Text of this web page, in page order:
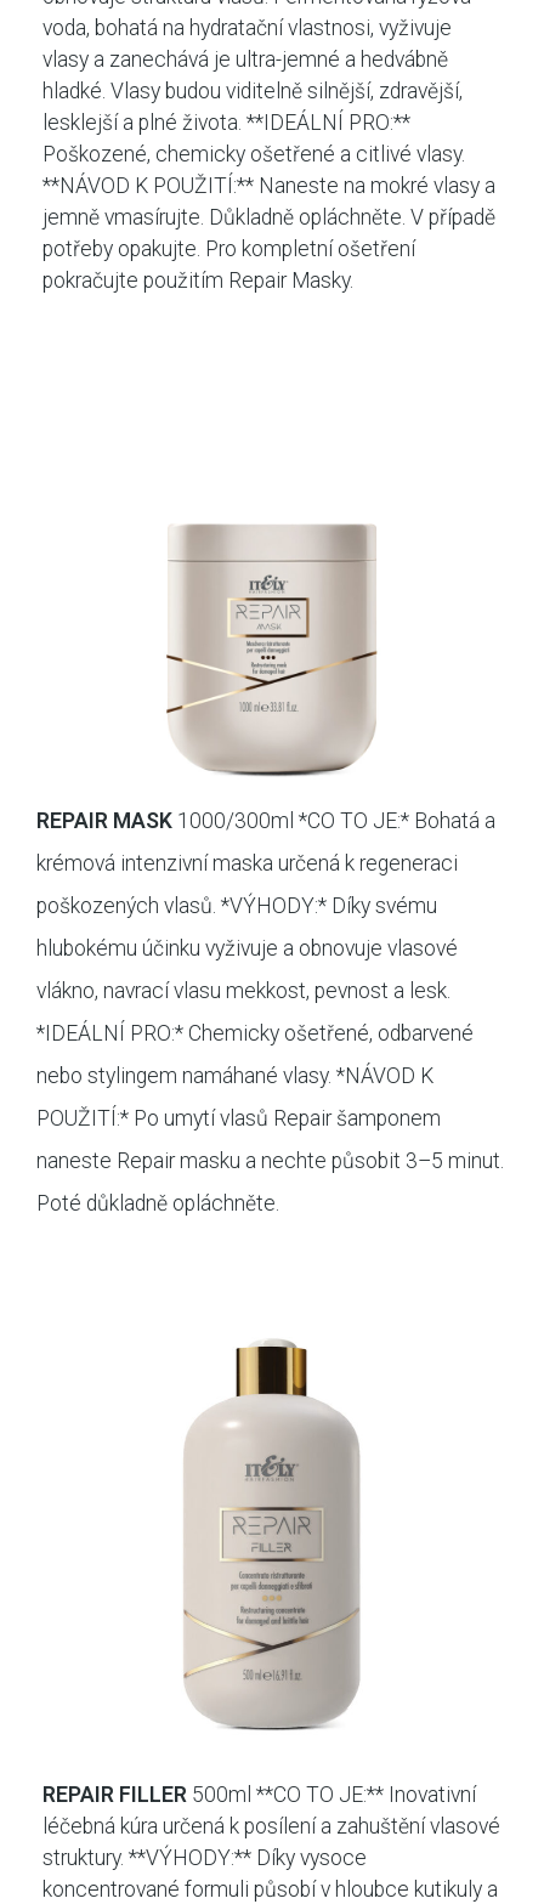
voda, bohatá na hydratační vlastnosi, vyživuje
vlasy a zanechává je ultra-jemné a hedvábně
hladké. Vlasy budou viditelně silnější, zdravější,
lesklejší a plné života. **IDEÁLNÍ PRO:**
Poškozené, chemicky ošetřené a citlivé vlasy.
**NÁVOD K POUŽITÍ:** Naneste na mokré vlasy a
jemně vmasírujte. Důkladně opláchněte. V případě
potřeby opakujte. Pro kompletní ošetření
pokračujte použitím Repair Masky.
REPAIR MASK 1000/300ml *CO TO JE:* Bohatá a
krémová intenzivní maska určená k regeneraci
poškozených vlasů. *VÝHODY:* Díky svému
hlubokému účinku vyživuje a obnovuje vlasové
vlákno, navrací vlasu mekkost, pevnost a lesk.
*IDEÁLNÍ PRO:* Chemicky ošetřené, odbarvené
nebo stylingem namáhané vlasy. *NÁVOD K
POUŽITÍ:* Po umytí vlasů Repair šamponem
naneste Repair masku a nechte působit 3–5 minut.
Poté důkladně opláchněte.
REPAIR FILLER 500ml **CO TO JE:** Inovativní
léčebná kúra určená k posílení a zahuštění vlasové
struktury. **VÝHODY:** Díky vysoce
koncentrované formuli působí v hloubce kutikuly a